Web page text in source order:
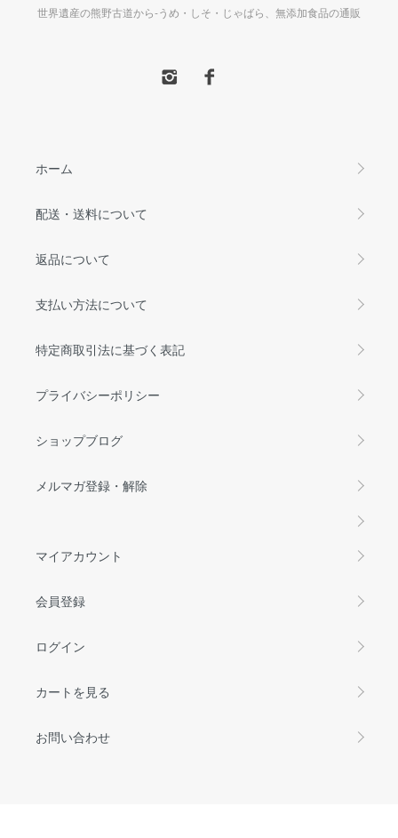
世界遺産の熊野古道から-うめ・しそ・じゃばら、無添加食品の通販
ホーム
配送・送料について
返品について
支払い方法について
特定商取引法に基づく表記
プライバシーポリシー
ショップブログ
メルマガ登録・解除
マイアカウント
会員登録
ログイン
カートを見る
お問い合わせ